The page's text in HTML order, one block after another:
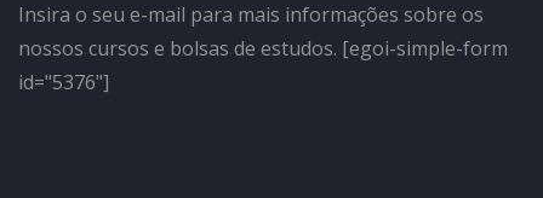
Insira o seu e-mail para mais informações sobre os
nossos cursos e bolsas de estudos. [egoi-simple-form
id="5376"]